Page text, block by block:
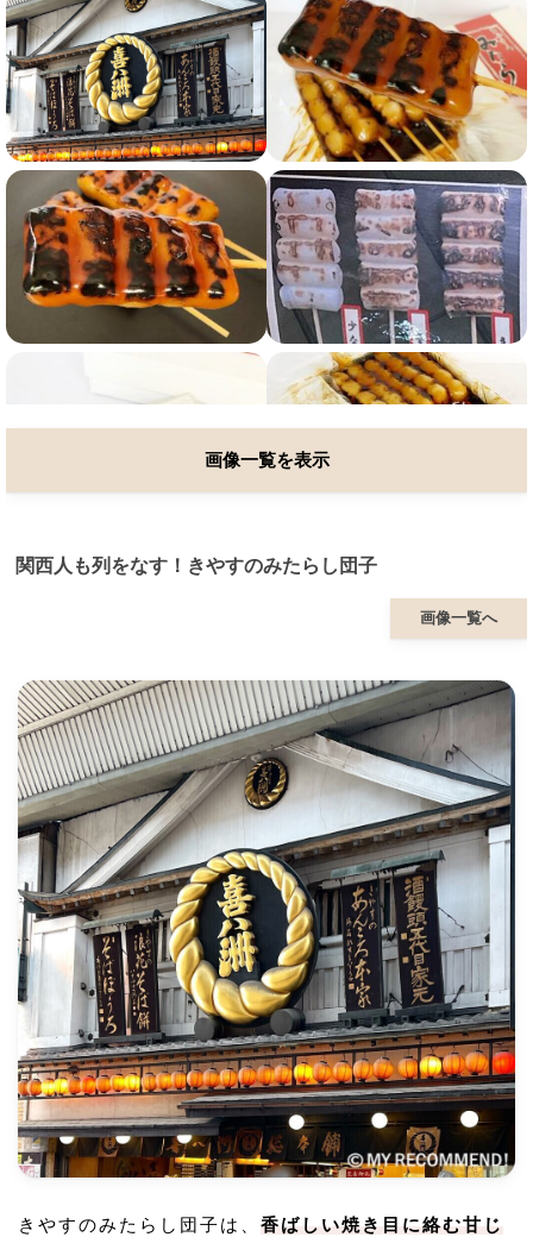
画像一覧を表示
関西人も列をなす！きやすのみたらし団子
画像一覧へ
きやすのみたらし団子は、 香ばしい焼き目に絡む甘じ